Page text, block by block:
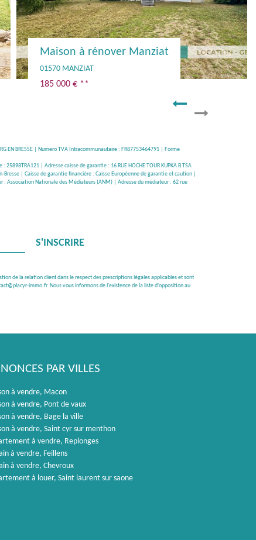
VENDUE PAR L'AGENCE - Maison - Centre Manziat
01570 MANZIAT
Vendu
EN BRESSE | Numero TVA Intracommunautaire : FR87753464791 | Forme
| Adresse caisse de garantie : 16 RUE HOCHE TOUR KUPKA B TSA
| Caisse de garantie financière : Caisse Européenne de garantie et caution |
: Association Nationale des Médiateurs (ANM) | Adresse du médiateur : 62 rue
S'INSCRIRE
de la relation client dans le respect des prescriptions légales applicables et sont
immo.fr. Nous vous informons de l'existence de la liste d'opposition au
PAR VILLES
à vendre, Macon
à vendre, Pont de vaux
à vendre, Bage la ville
à vendre, Saint cyr sur menthon
à vendre, Replonges
à vendre, Feillens
à vendre, Chevroux
à louer, Saint laurent sur saone